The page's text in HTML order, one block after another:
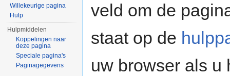
veld om de
staat op de
uw browser als u
Willekeurige pagina
Hulp
Hulpmiddelen
Koppelingen naar
deze pagina
Speciale pagina's
Paginagegevens